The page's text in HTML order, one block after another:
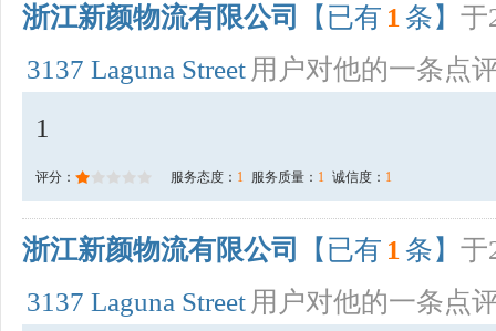
浙江新颜物流有限公司 【已有 1 条】 于
3137 Laguna Street 用户对他的一条点
1
评分： 服务态度： 1 服务质量： 1 诚信度： 1
浙江新颜物流有限公司 【已有 1 条】 于
3137 Laguna Street 用户对他的一条点